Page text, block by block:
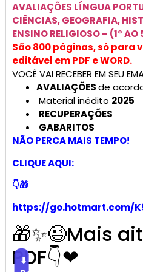
AVALIAÇÕES LÍNGUA
CIÊNCIAS, GEOGRAFIA,
ENSINO RELIGIOSO – (1° AO
São 800 páginas, só para
editável em PDF e WORD.
VOCÊ VAI RECEBER EM SEU
AVALIAÇÕESde
Material inédito 2025
RECUPERAÇÕES
GABARITOS
NÃO PERCA MAIS TEMPO!
CLIQUE AQUI:
👇🎁
https://go.hotmart.com/
🎁✨😉Mais
PDF👇❤
⬇